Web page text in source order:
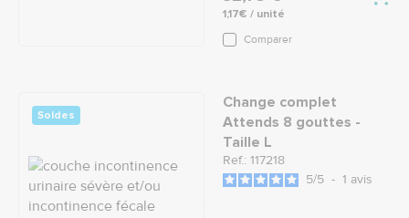
1,17€ / unité
Comparer
Soldes
Change complet
Attends 8 gouttes -
Taille L
Ref.: 117218
5/5 - 1 avis